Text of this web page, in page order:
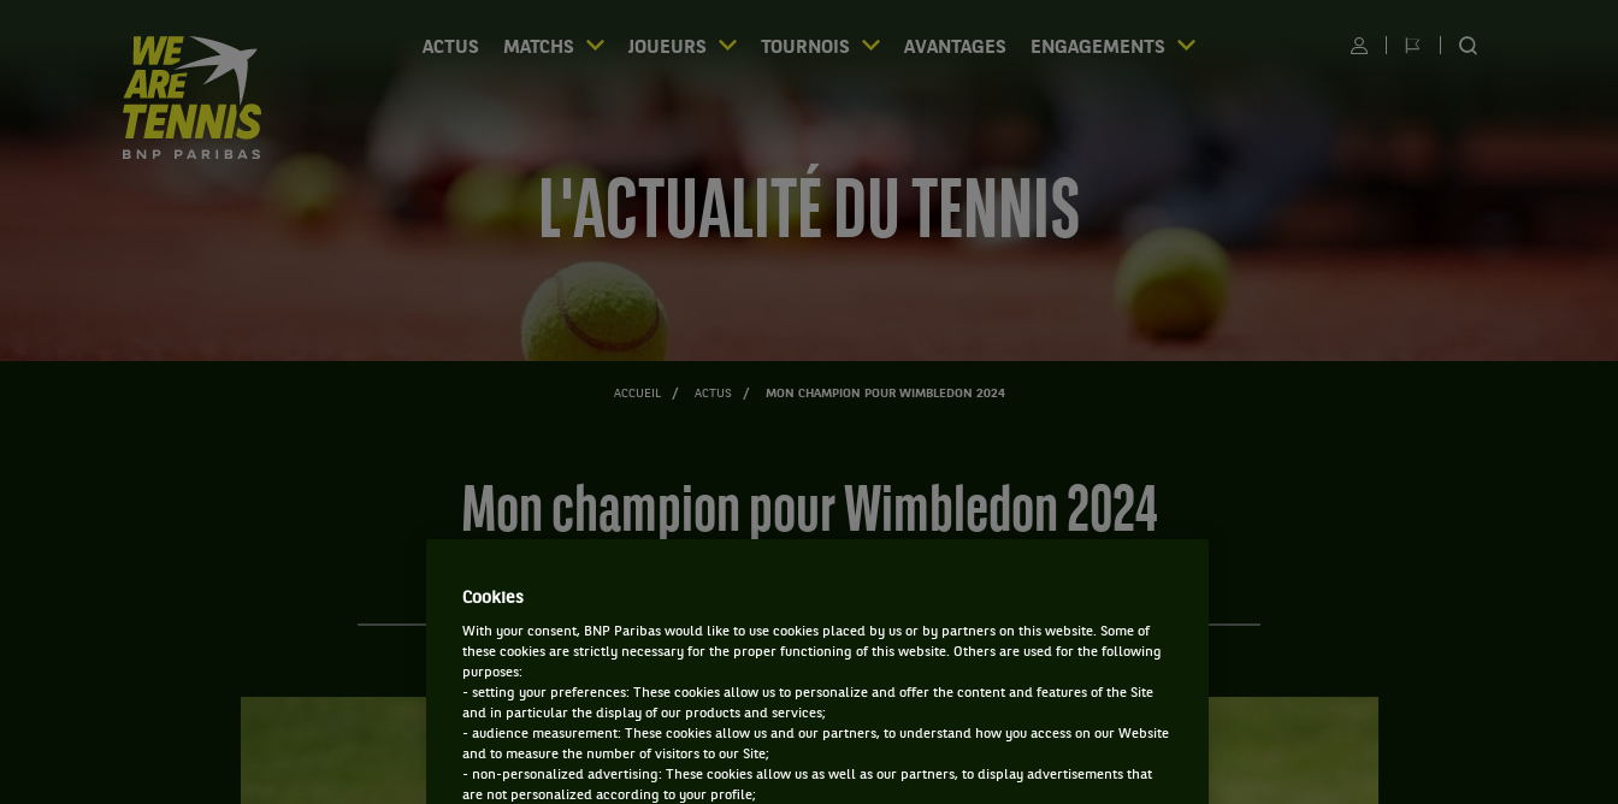
We
are
Tennis
by
BNP
ACTUS MATCHS JOUEURS TOURNOIS AVANTAGES ENGAGEMENTS UtilisateurChangerRECHERCHER
L'ACTUALITÉ DU TENNIS
ACCUEIL ACTUS MON CHAMPION POUR WIMBLEDON 2024
Mon champion pour Wimbledon 2024
Cookies
With your consent, BNP Paribas would like to use cookies placed by us or by partners on this website. Some of
these cookies are strictly necessary for the proper functioning of this website. Others are used for the following
purposes:
- setting your preferences: These cookies allow us to personalize and offer the content and features of the Site
and in particular the display of our products and services;
- audience measurement: These cookies allow us and our partners, to understand how you access on our Website
and to measure the number of visitors to our Site;
- non-personalized advertising: These cookies allow us as well as our partners, to display advertisements that
are not personalized according to your profile;